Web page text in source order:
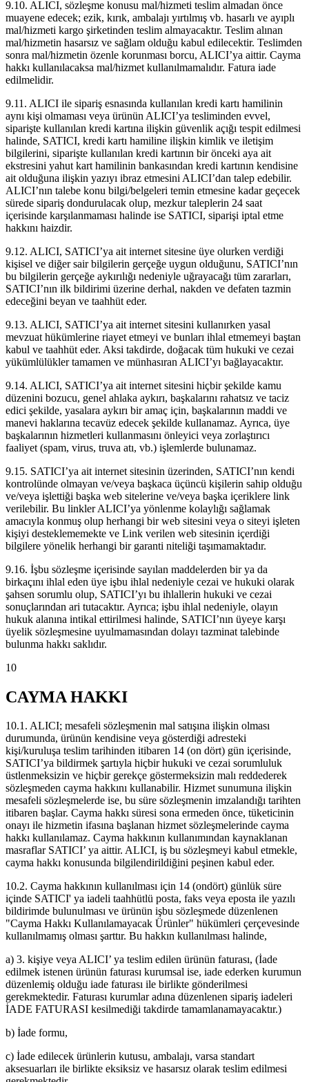
9.10. ALICI, sözleşme konusu mal/hizmeti teslim almadan önce
muayene edecek; ezik, kırık, ambalajı yırtılmış vb. hasarlı ve ayıplı
mal/hizmeti kargo şirketinden teslim almayacaktır. Teslim alınan
mal/hizmetin hasarsız ve sağlam olduğu kabul edilecektir. Teslimden
sonra mal/hizmetin özenle korunması borcu, ALICI’ya aittir. Cayma
hakkı kullanılacaksa mal/hizmet kullanılmamalıdır. Fatura iade
edilmelidir.
9.11. ALICI ile sipariş esnasında kullanılan kredi kartı hamilinin
aynı kişi olmaması veya ürünün ALICI’ya tesliminden evvel,
siparişte kullanılan kredi kartına ilişkin güvenlik açığı tespit edilmesi
halinde, SATICI, kredi kartı hamiline ilişkin kimlik ve iletişim
bilgilerini, siparişte kullanılan kredi kartının bir önceki aya ait
ekstresini yahut kart hamilinin bankasından kredi kartının kendisine
ait olduğuna ilişkin yazıyı ibraz etmesini ALICI’dan talep edebilir.
ALICI’nın talebe konu bilgi/belgeleri temin etmesine kadar geçecek
sürede sipariş dondurulacak olup, mezkur taleplerin 24 saat
içerisinde karşılanmaması halinde ise SATICI, siparişi iptal etme
hakkını haizdir.
9.12. ALICI, SATICI’ya ait internet sitesine üye olurken verdiği
kişisel ve diğer sair bilgilerin gerçeğe uygun olduğunu, SATICI’nın
bu bilgilerin gerçeğe aykırılığı nedeniyle uğrayacağı tüm zararları,
SATICI’nın ilk bildirimi üzerine derhal, nakden ve defaten tazmin
edeceğini beyan ve taahhüt eder.
9.13. ALICI, SATICI’ya ait internet sitesini kullanırken yasal
mevzuat hükümlerine riayet etmeyi ve bunları ihlal etmemeyi baştan
kabul ve taahhüt eder. Aksi takdirde, doğacak tüm hukuki ve cezai
yükümlülükler tamamen ve münhasıran ALICI’yı bağlayacaktır.
9.14. ALICI, SATICI’ya ait internet sitesini hiçbir şekilde kamu
düzenini bozucu, genel ahlaka aykırı, başkalarını rahatsız ve taciz
edici şekilde, yasalara aykırı bir amaç için, başkalarının maddi ve
manevi haklarına tecavüz edecek şekilde kullanamaz. Ayrıca, üye
başkalarının hizmetleri kullanmasını önleyici veya zorlaştırıcı
faaliyet (spam, virus, truva atı, vb.) işlemlerde bulunamaz.
9.15. SATICI’ya ait internet sitesinin üzerinden, SATICI’nın kendi
kontrolünde olmayan ve/veya başkaca üçüncü kişilerin sahip olduğu
ve/veya işlettiği başka web sitelerine ve/veya başka içeriklere link
verilebilir. Bu linkler ALICI’ya yönlenme kolaylığı sağlamak
amacıyla konmuş olup herhangi bir web sitesini veya o siteyi işleten
kişiyi desteklememekte ve Link verilen web sitesinin içerdiği
bilgilere yönelik herhangi bir garanti niteliği taşımamaktadır.
9.16. İşbu sözleşme içerisinde sayılan maddelerden bir ya da
birkaçını ihlal eden üye işbu ihlal nedeniyle cezai ve hukuki olarak
şahsen sorumlu olup, SATICI’yı bu ihlallerin hukuki ve cezai
sonuçlarından ari tutacaktır. Ayrıca; işbu ihlal nedeniyle, olayın
hukuk alanına intikal ettirilmesi halinde, SATICI’nın üyeye karşı
üyelik sözleşmesine uyulmamasından dolayı tazminat talebinde
bulunma hakkı saklıdır.
10
CAYMA HAKKI
10.1. ALICI; mesafeli sözleşmenin mal satışına ilişkin olması
durumunda, ürünün kendisine veya gösterdiği adresteki
kişi/kuruluşa teslim tarihinden itibaren 14 (on dört) gün içerisinde,
SATICI’ya bildirmek şartıyla hiçbir hukuki ve cezai sorumluluk
üstlenmeksizin ve hiçbir gerekçe göstermeksizin malı reddederek
sözleşmeden cayma hakkını kullanabilir. Hizmet sunumuna ilişkin
mesafeli sözleşmelerde ise, bu süre sözleşmenin imzalandığı tarihten
itibaren başlar. Cayma hakkı süresi sona ermeden önce, tüketicinin
onayı ile hizmetin ifasına başlanan hizmet sözleşmelerinde cayma
hakkı kullanılamaz. Cayma hakkının kullanımından kaynaklanan
masraflar SATICI’ ya aittir. ALICI, iş bu sözleşmeyi kabul etmekle,
cayma hakkı konusunda bilgilendirildiğini peşinen kabul eder.
10.2. Cayma hakkının kullanılması için 14 (ondört) günlük süre
içinde SATICI' ya iadeli taahhütlü posta, faks veya eposta ile yazılı
bildirimde bulunulması ve ürünün işbu sözleşmede düzenlenen
"Cayma Hakkı Kullanılamayacak Ürünler" hükümleri çerçevesinde
kullanılmamış olması şarttır. Bu hakkın kullanılması halinde,
a) 3. kişiye veya ALICI’ ya teslim edilen ürünün faturası, (İade
edilmek istenen ürünün faturası kurumsal ise, iade ederken kurumun
düzenlemiş olduğu iade faturası ile birlikte gönderilmesi
gerekmektedir. Faturası kurumlar adına düzenlenen sipariş iadeleri
İADE FATURASI kesilmediği takdirde tamamlanamayacaktır.)
b) İade formu,
c) İade edilecek ürünlerin kutusu, ambalajı, varsa standart
aksesuarları ile birlikte eksiksiz ve hasarsız olarak teslim edilmesi